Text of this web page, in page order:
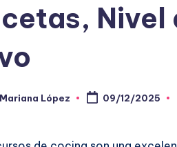
Nivel
Mariana López 09/12/2025